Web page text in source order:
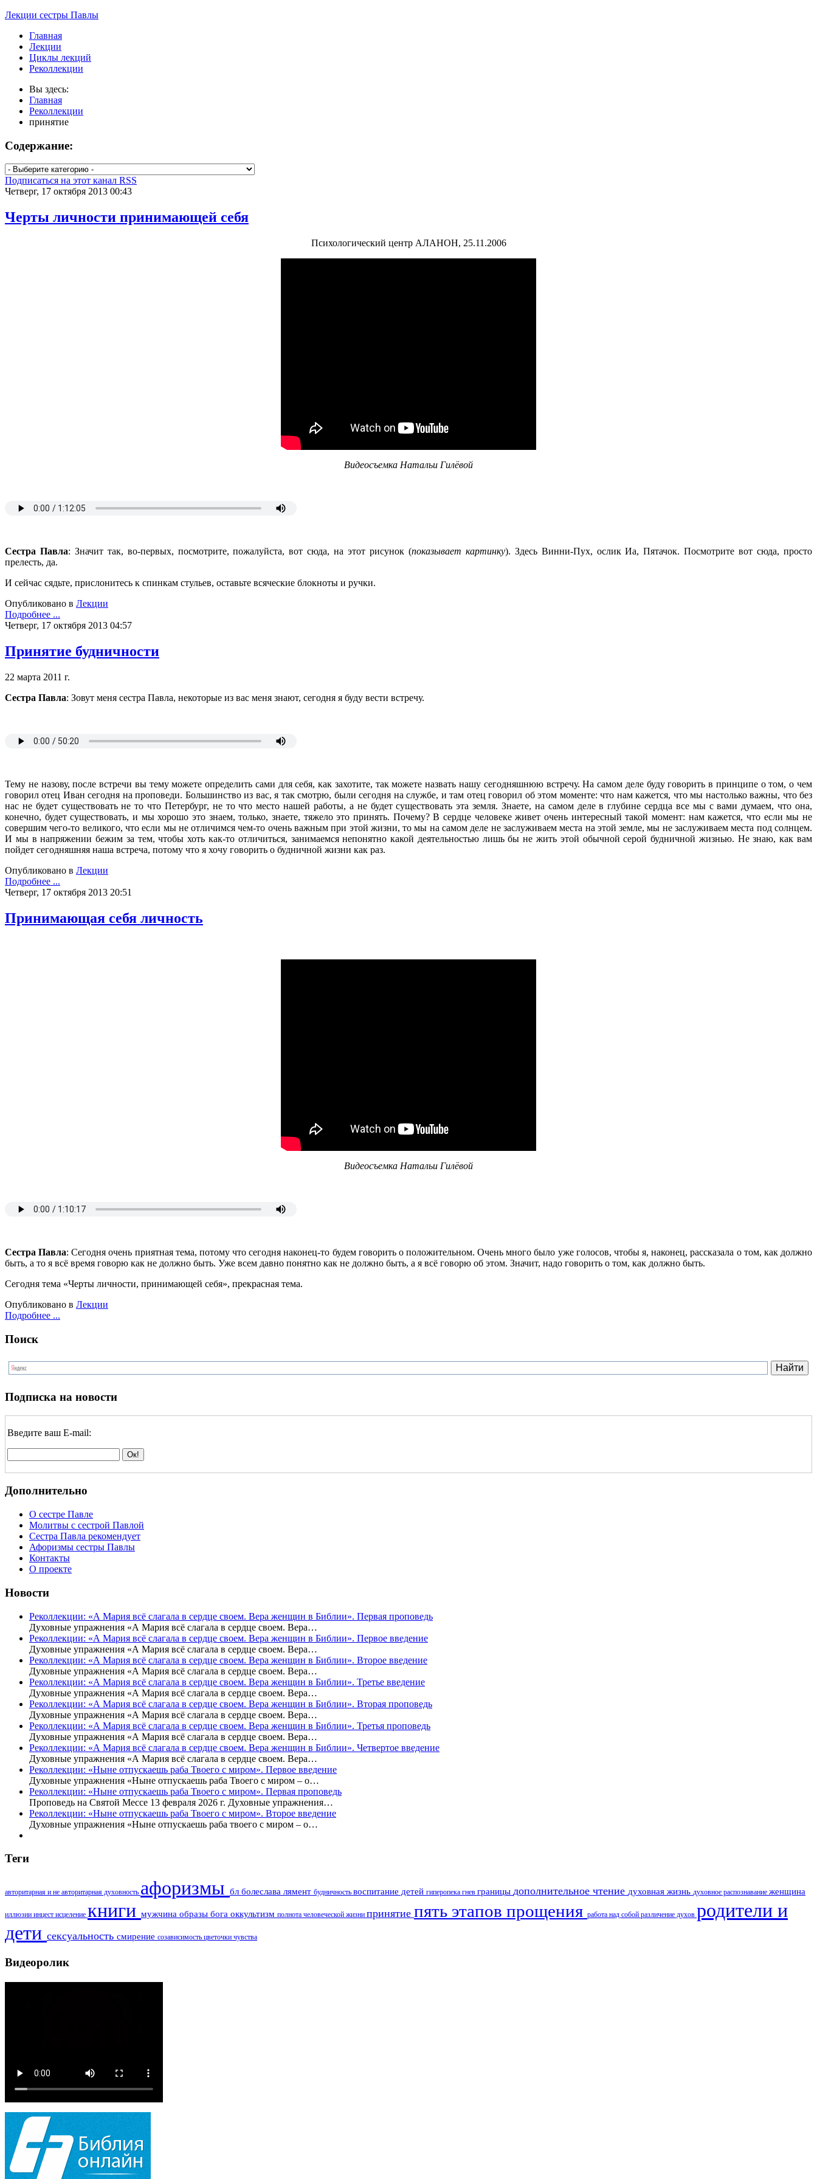
Лекции сестры Павлы
Главная
Лекции
Циклы лекций
Реколлекции
Вы здесь:
Главная
Реколлекции
принятие
Содержание:
Подписаться на этот канал RSS
Четверг, 17 октября 2013 00:43
Черты личности принимающей себя
Психологический центр АЛАНОН, 25.11.2006
Видеосъемка Натальи Гилёвой
Сестра Павла: Значит так, во-первых, посмотрите, пожалуйста, вот сюда, на этот рисунок (показывает картинку). Здесь Винни-Пух, ослик Иа, Пятачок. Посмотрите вот сюда, просто
прелесть, да.
И сейчас сядьте, прислонитесь к спинкам стульев, оставьте всяческие блокноты и ручки.
Опубликовано в Лекции
Подробнее ...
Четверг, 17 октября 2013 04:57
Принятие будничности
22 марта 2011 г.
Сестра Павла: Зовут меня сестра Павла, некоторые из вас меня знают, сегодня я буду вести встречу.
Тему не назову, после встречи вы тему можете определить сами для себя, как захотите, так можете назвать нашу сегодняшнюю встречу. На самом деле буду говорить в принципе о том, о чем
говорил отец Иван сегодня на проповеди. Большинство из вас, я так смотрю, были сегодня на службе, и там отец говорил об этом моменте: что нам кажется, что мы настолько важны, что без
нас не будет существовать не то что Петербург, не то что место нашей работы, а не будет существовать эта земля. Знаете, на самом деле в глубине сердца все мы с вами думаем, что она,
конечно, будет существовать, и мы хорошо это знаем, только, знаете, тяжело это принять. Почему? В сердце человеке живет очень интересный такой момент: нам кажется, что если мы не
совершим чего-то великого, что если мы не отличимся чем-то очень важным при этой жизни, то мы на самом деле не заслуживаем места на этой земле, мы не заслуживаем места под солнцем.
И мы в напряжении бежим за тем, чтобы хоть как-то отличиться, занимаемся непонятно какой деятельностью лишь бы не жить этой обычной серой будничной жизнью. Не знаю, как вам
пойдет сегодняшняя наша встреча, потому что я хочу говорить о будничной жизни как раз.
Опубликовано в Лекции
Подробнее ...
Четверг, 17 октября 2013 20:51
Принимающая себя личность
Видеосъемка Натальи Гилёвой
Сестра Павла: Сегодня очень приятная тема, потому что сегодня наконец-то будем говорить о положительном. Очень много было уже голосов, чтобы я, наконец, рассказала о том, как должно
быть, а то я всё время говорю как не должно быть. Уже всем давно понятно как не должно быть, а я всё говорю об этом. Значит, надо говорить о том, как должно быть.
Сегодня тема «Черты личности, принимающей себя», прекрасная тема.
Опубликовано в Лекции
Подробнее ...
Поиск
Подписка на новости
Введите ваш E-mail:
Дополнительно
О сестре Павле
Молитвы с сестрой Павлой
Сестра Павла рекомендует
Афоризмы сестры Павлы
Контакты
О проекте
Новости
Реколлекции: «А Мария всё слагала в сердце своем. Вера женщин в Библии». Первая проповедь
Духовные упражнения «А Мария всё слагала в сердце своем. Вера…
Реколлекции: «А Мария всё слагала в сердце своем. Вера женщин в Библии». Первое введение
Духовные упражнения «А Мария всё слагала в сердце своем. Вера…
Реколлекции: «А Мария всё слагала в сердце своем. Вера женщин в Библии». Второе введение
Духовные упражнения «А Мария всё слагала в сердце своем. Вера…
Реколлекции: «А Мария всё слагала в сердце своем. Вера женщин в Библии». Третье введение
Духовные упражнения «А Мария всё слагала в сердце своем. Вера…
Реколлекции: «А Мария всё слагала в сердце своем. Вера женщин в Библии». Вторая проповедь
Духовные упражнения «А Мария всё слагала в сердце своем. Вера…
Реколлекции: «А Мария всё слагала в сердце своем. Вера женщин в Библии». Третья проповедь
Духовные упражнения «А Мария всё слагала в сердце своем. Вера…
Реколлекции: «А Мария всё слагала в сердце своем. Вера женщин в Библии». Четвертое введение
Духовные упражнения «А Мария всё слагала в сердце своем. Вера…
Реколлекции: «Ныне отпускаешь раба Твоего с миром». Первое введение
Духовные упражнения «Ныне отпускаешь раба Твоего с миром – о…
Реколлекции: «Ныне отпускаешь раба Твоего с миром». Первая проповедь
Проповедь на Святой Мессе 13 февраля 2026 г. Духовные упражнения…
Реколлекции: «Ныне отпускаешь раба Твоего с миром». Второе введение
Духовные упражнения «Ныне отпускаешь раба твоего с миром – о…
Теги
авторитарная и не авторитарная духовность афоризмы бл болеслава лямент будничность воспитание детей гиперопека гнев границы дополнительное чтение духовная жизнь духовное распознавание женщина
иллюзии инцест исцеление книги мужчина образы бога оккультизм полнота человеческой жизни принятие пять этапов прощения работа над собой различение духов родители и
дети сексуальность смирение созависимость цветочки чувства
Видеоролик